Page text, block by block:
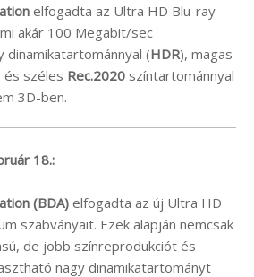
elfogadta az Ultra HD Blu-ray
akár 100 Megabit/sec
(HDR), magas
és széles Rec.2020 színtartománnyal
3D-ben.
18.:
(BDA) elfogadta az új Ultra HD
szabványait. Ezek alapján nemcsak
de jobb színreprodukciót és
nagy dinamikatartományt